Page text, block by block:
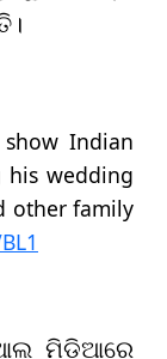
show Indian
his wedding
other family
ମିଡିଆରେ